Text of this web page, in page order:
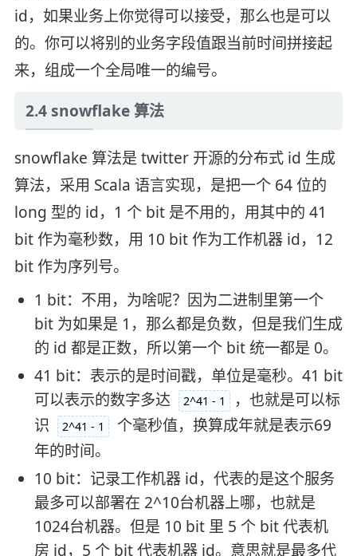
id，如果业务上你觉得可以接受，那么也是可以
的。你可以将别的业务字段值跟当前时间拼接起
来，组成一个全局唯一的编号。
2.4 snowflake 算法
snowflake 算法是 twitter 开源的分布式 id 生成
算法，采用 Scala 语言实现，是把一个 64 位的
long 型的 id，1 个 bit 是不用的，用其中的 41
bit 作为毫秒数，用 10 bit 作为工作机器 id，12
bit 作为序列号。
1 bit：不用，为啥呢？因为二进制里第一个
bit 为如果是 1，那么都是负数，但是我们生成
的 id 都是正数，所以第一个 bit 统一都是 0。
41 bit：表示的是时间戳，单位是毫秒。41 bit
可以表示的数字多达
2^41 - 1
，也就是可以标
识
2^41 - 1
个毫秒值，换算成年就是表示69
年的时间。
10 bit：记录工作机器 id，代表的是这个服务
最多可以部署在 2^10台机器上哪，也就是
1024台机器。但是 10 bit 里 5 个 bit 代表机
房 id，5 个 bit 代表机器 id。意思就是最多代